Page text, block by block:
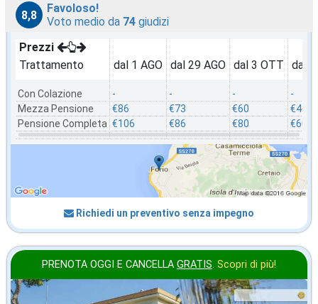
8,8
Favoloso!
Voto medio da 74 giudizi
Prezzi
Trattamento
Con Colazione
Mezza Pensione
Pensione Completa
dal 1 AGO
-
€86
€106
dal 29 AGO
-
€73
€86
dal 3 OTT
-
€60
€80
dal 8
-
€46
€60
Richiedi un preventivo senza impegno
PRENOTA OGGI E CANCELLA GRATIS. Scopri di più!